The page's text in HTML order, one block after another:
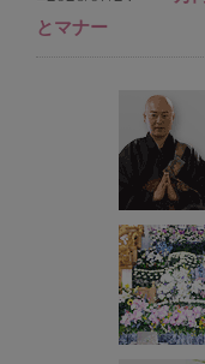
とマナー